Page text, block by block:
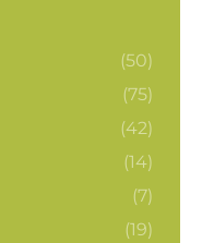
(50)
(75)
(42)
(14)
(7)
(19)